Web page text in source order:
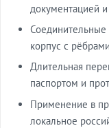
документацией
Соединительные
корпус с
Длительная
паспортом и
Применение в
локальное